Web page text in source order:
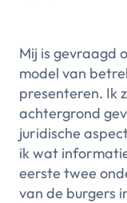
Mij is gevraagd
model van
presenteren. Ik
achtergrond
juridische
ik wat
eerste twee
van de burgers